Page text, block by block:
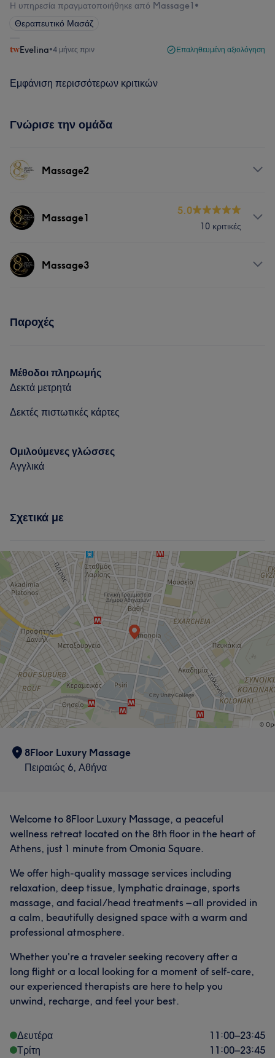
Η υπηρεσία πραγματοποιήθηκε από Massage1 •
Θεραπευτικό Μασάζ
Evelina•4 μήνες πριν Επαληθευμένη αξιολόγηση
Εμφάνιση περισσότερων κριτικών
Γνώρισε την ομάδα
Massage2
Υπηρεσίες
Massage1
5.0
10 κριτικές
ΥπηρεσίεςMassage3
Σώμα
Παροχές
Μέθοδοι πληρωμής
Δεκτά μετρητά
Δεκτές πιστωτικές κάρτες
Ομιλούμενες γλώσσες
Αγγλικά
Σχετικά με
8Floor Luxury Massage
Πειραιώς 6, Αθήνα
Welcome to 8Floor Luxury Massage, a peaceful
wellness retreat located on the 8th floor in the heart of
Athens, just 1 minute from Omonia Square.
We offer high-quality massage services including
relaxation, deep tissue, lymphatic drainage, sports
massage, and facial/head treatments – all provided in
a calm, beautifully designed space with a warm and
professional atmosphere.
Whether you're a traveler seeking recovery after a
long flight or a local looking for a moment of self-care,
our experienced therapists are here to help you
unwind, recharge, and feel your best.
Δευτέρα 11:00–23:45
Τρίτη
11:00–23:45